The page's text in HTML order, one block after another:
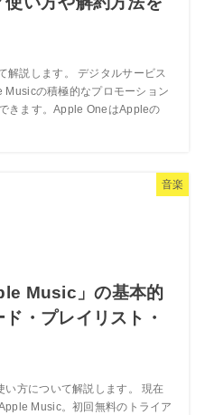
解説します。 デジタルサービス
の積極的なプロモーション
きます。Apple OneはAppleの
音楽
Music」の基本的
・プレイリスト・
方について解説します。 現在
Music。初回無料のトライア